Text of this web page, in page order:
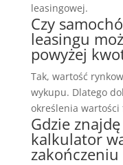
leasingowej.
Czy
leasingu
powyżej
Tak, wartość
wykupu. Dlatego
określenia wartości
Gdzie
kalkulator
zakończeniu